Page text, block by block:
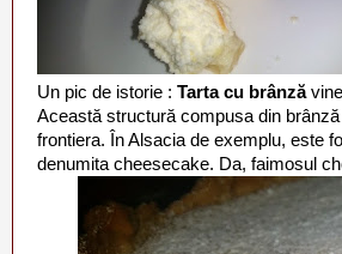
Un pic de istorie : Tarta cu brânză
Această structură compusa din
frontiera. În Alsacia de exemplu, este
denumita cheesecake. Da, faimosul